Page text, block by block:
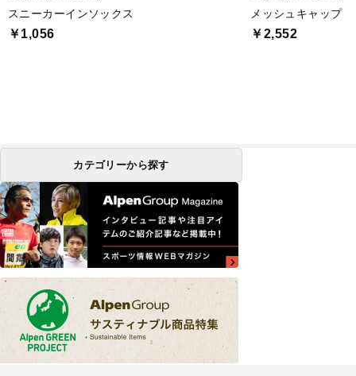
スニーカーインソックス
￥1,056
メッシュキャップ
￥2,552
カテゴリーから探す